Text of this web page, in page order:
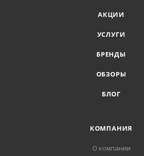
АКЦИИ
УСЛУГИ
БРЕНДЫ
ОБЗОРЫ
БЛОГ
КОМПАНИЯ
О компании